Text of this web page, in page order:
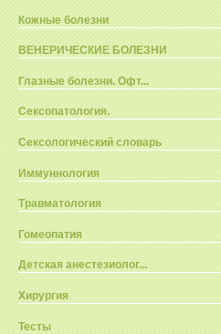
Кожные болезни
ВЕНЕРИЧЕСКИЕ БОЛЕЗНИ
Глазные болезни. Офт...
Сексопатология.
Сексологический словарь
Иммуннология
Травматология
Гомеопатия
Детская анестезиолог...
Хирургия
Тесты